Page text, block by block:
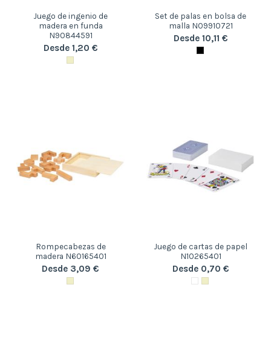
Juego de ingenio de
madera en funda
N90844591
Desde 1,20 €
Set de palas en bolsa de
malla N09910721
Desde 10,11 €
Rompecabezas de
madera N60165401
Desde 3,09 €
Juego de cartas de papel
N10265401
Desde 0,70 €